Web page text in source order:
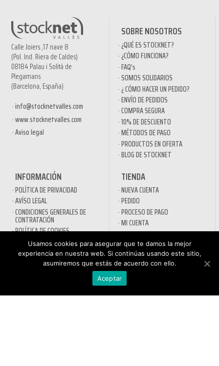
Calle Joiers ,17 nave 8
(Pol. Ind. Riera de Caldes)
08184 Palau i Solità de
Plegamans
(Barcelona, España)
info@stocknetvalles.com
www.stocknetvalles.com
Aviso legal
SOBRE NOSOTROS
¿QUÉ ES STOCKNET?
¿CÓMO FUNCIONA?
FAQ’s
SOMOS SOLIDARIOS
¿ CÓMO HACER UN PEDIDO?
ENVÍO DE PEDIDOS
COMPRA SEGURA
10% DE DESCUENTO
MÉTODOS DE PAGO
PRODUCTOS EN OFERTA
BLOG DE STOCKNET
INFORMACIÓN
POLÍTICA DE PRIVACIDAD
AVÍSO LEGAL
CONDICIONES GENERALES DE
CONTRATACIÓN
POLÍTICA DE COOKIES
TIENDA
NUEVA CUENTA
PEDIDO
PROCESO DE PAGO
MI CUENTA
CONTACTO
SECTORES
DESINFECTANTES COVID-19
CLIENTE
Usamos cookies para asegurar que te damos la mejor
experiencia en nuestra web. Si continúas usando este sitio,
asumiremos que estás de acuerdo con ello.
Aceptar